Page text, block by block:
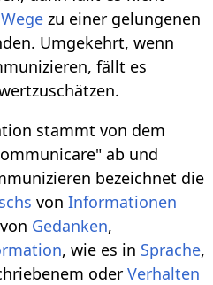
Wege zu einer gelungenen
Umgekehrt, wenn
fällt es
stammt von dem
ab und
bezeichnet die
vonInformationen
Gedanken,
, wie es in Sprache,
oderVerhalten